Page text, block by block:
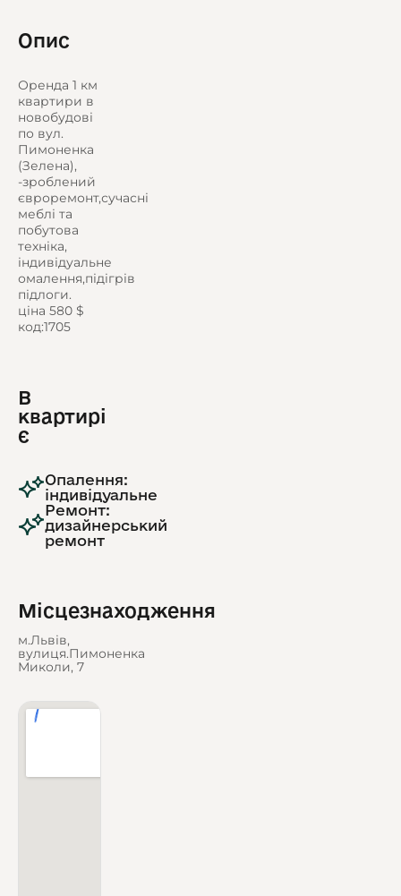
Опис
Оренда 1 км
квартири в
новобудові
по вул.
Пимоненка
(Зелена),
-зроблений
євроремонт,сучасні
меблі та
побутова
техніка,
індивідуальне
омалення,підігрів
підлоги.
ціна 580 $
код:1705
В
квартирі
є
Опалення:
індивідуальне
Ремонт:
дизайнерський
ремонт
Місцезнаходження
м.Львів,
вулиця.Пимоненка
Миколи, 7